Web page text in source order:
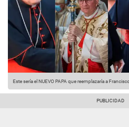
Este sería el NUEVO PAPA que reemplazaría a